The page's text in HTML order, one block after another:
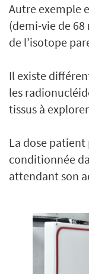
Autre exemple
(demi-vie de
de l’isotope
Il existe
les
tissus à
La dose
conditionnée
attendant son